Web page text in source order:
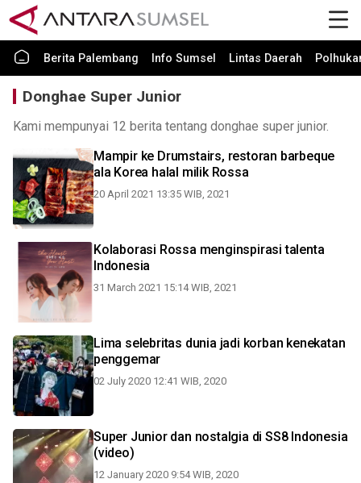
Berita Palembang Info Sumsel Lintas Daerah
Donghae Super Junior
Kami mempunyai 12 berita tentang donghae super junior.
Mampir ke Drumstairs, restoran barbeque
ala Korea halal milik Rossa
20 April 2021 13:35 WIB, 2021
Kolaborasi Rossa menginspirasi talenta
Indonesia
31 March 2021 15:14 WIB, 2021
Lima selebritas dunia jadi korban kenekatan
penggemar
02 July 2020 12:41 WIB, 2020
Super Junior dan nostalgia di SS8 Indonesia
(video)
12 January 2020 9:54 WIB, 2020